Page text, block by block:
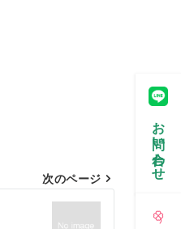
次のページ
お問い合わせ